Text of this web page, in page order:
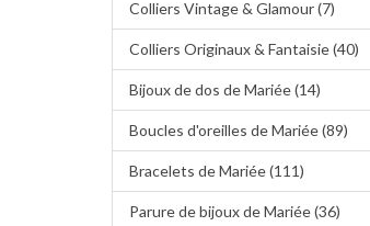
Colliers Vintage & Glamour (7)
Colliers Originaux & Fantaisie (40)
Bijoux de dos de Mariée (14)
Boucles d'oreilles de Mariée (89)
Bracelets de Mariée (111)
Parure de bijoux de Mariée (36)